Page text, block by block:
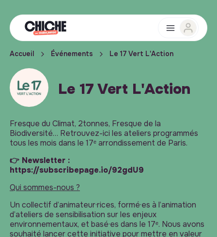
Accueil Événements Le 17 Vert L'Action
Le 17 Vert L'Action
Fresque du Climat, 2tonnes, Fresque de la
Biodiversité… Retrouvez-ici les ateliers programmés
tous les mois dans le 17ᵉ arrondissement de Paris.
👉 Newsletter :
https://subscribepage.io/92gdU9
Qui sommes-nous ?
Un collectif d’animateur·rices, formé·es à l’animation
d’ateliers de sensibilisation sur les enjeux
environnementaux, et basé·es dans le 17ᵉ. Nous avons
souhaité lancer cette initiative pour mettre en valeur